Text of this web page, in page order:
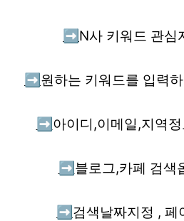
➡️ N사 키워드 관심
➡️ 원하는 키워드를 입력
➡️ 아이디,이메일,지역
➡️ 블로그,카페 검색
➡️ 검색날짜지정 , 페